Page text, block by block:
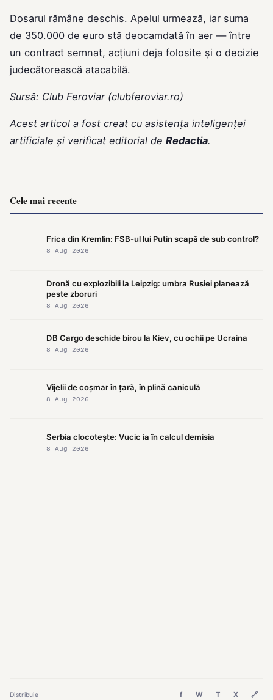
Dosarul rămâne deschis. Apelul urmează, iar suma
de 350.000 de euro stă deocamdată în aer — între
un contract semnat, acțiuni deja folosite și o decizie
judecătorească atacabilă.
Sursă: Club Feroviar (clubferoviar.ro)
Acest articol a fost creat cu asistența inteligenței
artificiale și verificat editorial de Redactia.
Cele mai recente
Frica din Kremlin: FSB-ul lui Putin scapă de sub control?
8 Aug 2026
Dronă cu explozibili la Leipzig: umbra Rusiei planează
peste zboruri
8 Aug 2026
DB Cargo deschide birou la Kiev, cu ochii pe Ucraina
8 Aug 2026
Vijelii de coșmar în țară, în plină caniculă
8 Aug 2026
Serbia clocotește: Vucic ia în calcul demisia
8 Aug 2026
Distribuie f W T X 🔗